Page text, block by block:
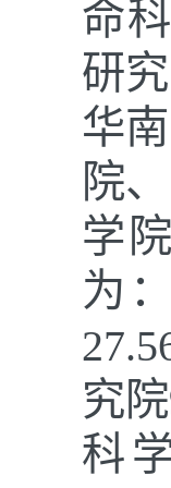
命
研
华
院
学
为
究
科